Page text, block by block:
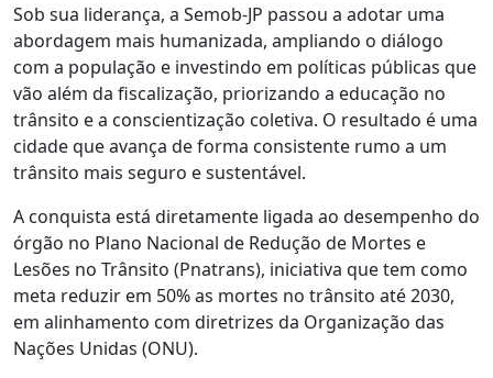
Sob sua liderança, a Semob-JP passou a adotar uma
abordagem mais humanizada, ampliando o diálogo
com a população e investindo em políticas públicas que
vão além da fiscalização, priorizando a educação no
trânsito e a conscientização coletiva. O resultado é uma
cidade que avança de forma consistente rumo a um
trânsito mais seguro e sustentável.
A conquista está diretamente ligada ao desempenho do
órgão no Plano Nacional de Redução de Mortes e
Lesões no Trânsito (Pnatrans), iniciativa que tem como
meta reduzir em 50% as mortes no trânsito até 2030,
em alinhamento com diretrizes da Organização das
Nações Unidas (ONU).